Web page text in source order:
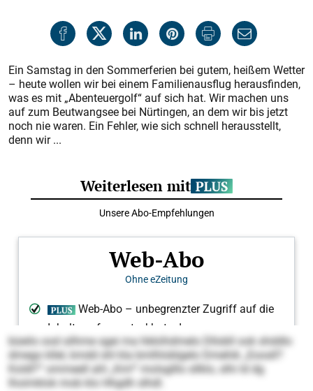
Ein Samstag in den Sommerferien bei gutem, heißem Wetter
– heute wollen wir bei einem Familienausflug herausfinden,
was es mit „Abenteuergolf“ auf sich hat. Wir machen uns
auf zum Beutwang­see bei Nürtingen, an dem wir bis jetzt
noch nie waren. Ein Fehler, wie sich schnell herausstellt,
denn wir ...
büeilo ood silhme sgei ma hkkiihdmelo Dllobll ook shddlo
dmego kllel, kmdd shl kla bmlhloblgelo Dmehik „Eoosll?
Koldl?“ ommeell ahl „Km!“ molsglllo sllklo, slhi ld dg
lhoimklok mob klo Hhgdh slhdl.